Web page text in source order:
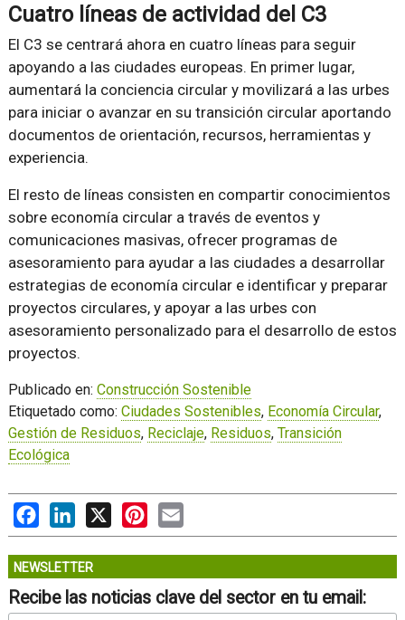
Cuatro líneas de actividad del C3
El C3 se centrará ahora en cuatro líneas para seguir
apoyando a las ciudades europeas. En primer lugar,
aumentará la conciencia circular y movilizará a las urbes
para iniciar o avanzar en su transición circular aportando
documentos de orientación, recursos, herramientas y
experiencia.
El resto de líneas consisten en compartir conocimientos
sobre economía circular a través de eventos y
comunicaciones masivas, ofrecer programas de
asesoramiento para ayudar a las ciudades a desarrollar
estrategias de economía circular e identificar y preparar
proyectos circulares, y apoyar a las urbes con
asesoramiento personalizado para el desarrollo de estos
proyectos.
Publicado en: Construcción Sostenible
Etiquetado como: Ciudades Sostenibles, Economía Circular,
Gestión de Residuos, Reciclaje, Residuos, Transición
Ecológica
FacebookLinkedIn
X PinterestEmail
NEWSLETTER
Recibe las noticias clave del sector en tu email: